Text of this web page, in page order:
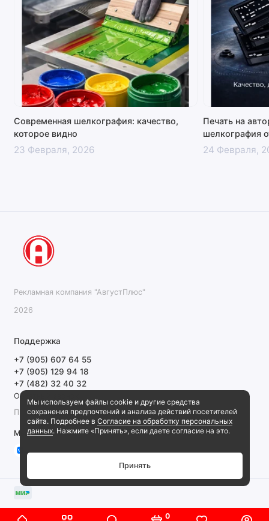
0
Современная шелкография: качество,
которое видно
23 Февраля, 2026
Печать на
шелкография
24 Февраля,
Мы используем файлы cookie и другие средства
сохранения предпочтений и анализа действий посетителей
сайта. Подробнее в Согласие на обработку персональных
данных. Нажмите «Принять», если даете согласие на это.
Принять
Рекламная компания "АвгустПлюс"
2026
Поддержка
+7 (905) 607 64 55
+7 (905) 129 94 18
+7 (482) 32 40 32
Обратный звонок
ПН-ПТ 9:00-18:00 СБ, ВС выходной
Мы в сети